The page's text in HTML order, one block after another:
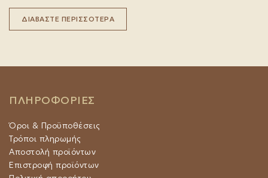
ΔΙΑΒΆΣΤΕ ΠΕΡΙΣΣΌΤΕΡΑ
ΠΛΗΡΟΦΟΡΙΕΣ
Όροι & Προϋποθέσεις
Τρόποι πληρωμής
Αποστολή προϊόντων
Επιστροφή προϊόντων